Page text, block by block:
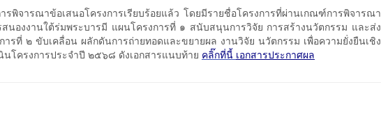
จารณาข้อเสนอโครงการเรียบร้อยแล้ว โดยมีรายชื่อโครงการที่ผ่านเกณฑ์การพิจารณา
นองงานใต้ร่มพระบารมี แผนโครงการที่ ๑ สนับสนุนการวิจัย การสร้างนวัตกรรม และส่ง
ารที่ ๒ ขับเคลื่อน ผลักดันการถ่ายทอดและขยายผล งานวิจัย นวัตกรรม เพื่อความยั่งยืนเชิง
โครงการประจำปี ๒๕๖๘ ดังเอกสารแนบท้าย คลิ๊กที่นี้ เอกสารประกาศผล